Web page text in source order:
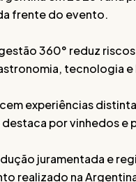
frente do evento.
360° reduz
tecnologia
experiências
por vinhedos e
juramentada e
realizado na